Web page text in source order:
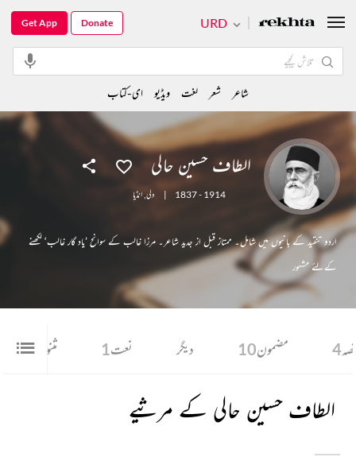
الطاف حسین حالی
1837 - 1914
| دلی,انڈیا
اردو تنقید کے بانیوں میں شامل۔ ممتاز قبل از جدید شاعر۔ مرزا غالب کے سوانح ’یاد گار غالب‘ لکھنے
کےلئے مشہور
قصہ4 مضمون10 دیگر نعت1 مثنوی 1
الطاف حسین حالی کے مرثیے
URD
Get App Donate
شاعر شعر لغت ویڈیو ای-کتاب